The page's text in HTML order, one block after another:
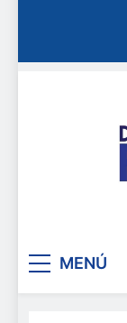
MENÚ